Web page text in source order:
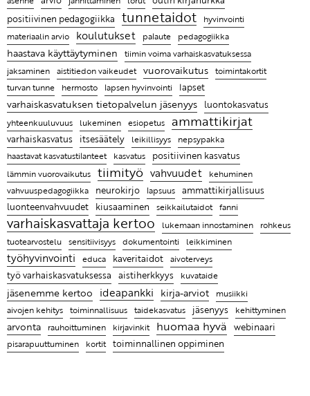
Kehuhippa varhaiskasvatukseen
Hyvän ryhmän tunnusmerkkejä varhaiskasvatuksessa
Lapsen kasvua ja hyvinvointia ajateltaessa keskiössä
on lapsi itse
KYYTI 2022 on Suomen innostavin korona-ajan
opetusalan tapahtuma
Pysähdy ihastelemaan arjen pieniä mukavia hetkiä
Haastava tilanne saattaa olla kaikkein tärkein tilanne
luoda turvallista ja hyvää suhdetta lapseen
Lista artikkeleista vanhoilta sivuiltamme
Ammattikirjat ovat auttaneet oivaltamaan, kuinka
tärkeää tunnetaitojen opettaminen on lapsille
Elina Rostin mielestä on tärkeä nähdä jokaisessa
lapsessa ja aikuisessa vahvuuksia
Ammattikirjojen lukeminen on pieni pysähdys oman
työn äärelle
Entä jos lapsen hyvän kasvun juuret ovat tiimissäsi?
Leikin lomassa on luontevaa harjoitella uusia taitoja
Ratkaisujen muistitaulu
Lasten kanssa jokainen päivä on erilainen ja se
tekeekin työstä mielenkiintoista
Ammattikirjat auttavat ymmärtämään, miksi lapsi
käyttäytyy tietyllä tavalla ja antaa parempia keinoja
kohdata hänet
positiivinen pedagogiikka tunnetaidot hyvinvointi
materiaalin arvio koulutukset palaute pedagogiikka
haastava käyttäytyminen tiimin voima varhaiskasvatuksessa
jaksaminen aistitiedon vaikeudet vuorovaikutus toimintakortit
turvan tunne hermosto lapsen hyvinvointi lapset
varhaiskasvatuksen tietopalvelun jäsenyys luontokasvatus
yhteenkuuluvuus lukeminen esiopetus ammattikirjat
varhaiskasvatus itsesäätely leikillisyys nepsypakka
haastavat kasvatustilanteet kasvatus positiivinen kasvatus
lämmin vuorovaikutus tiimityö vahvuudet kehuminen
vahvuuspedagogiikka neurokirjo lapsuus ammattikirjallisuus
luonteenvahvuudet kiusaaminen seikkailutaidot fanni
varhaiskasvattaja kertoo lukemaan innostaminen
rohkeus
tuotearvostelu sensitiivisyys dokumentointi leikkiminen
työhyvinvointi educa kaveritaidot aivoterveys
työ varhaiskasvatuksessa aistiherkkyys kuvataide
jäsenemme kertoo ideapankki kirja-arviot
musiikki
aivojen kehitys toiminnallisuus taidekasvatus jäsenyys kehittyminen
arvonta rauhoittuminen kirjavinkit huomaa hyvä
webinaari
pisarapuuttuminen
kortit toiminnallinen oppiminen